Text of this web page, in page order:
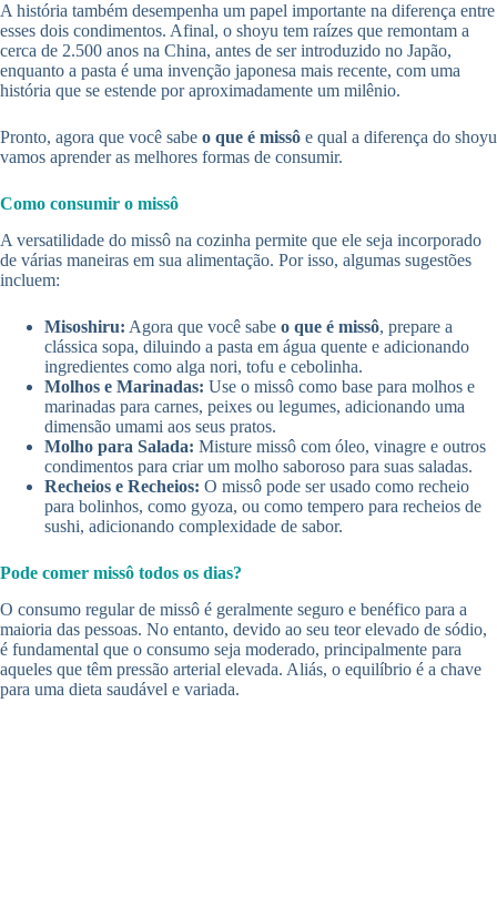
A história também desempenha um papel importante na diferença entre
esses dois condimentos. Afinal, o shoyu tem raízes que remontam a
cerca de 2.500 anos na China, antes de ser introduzido no Japão,
enquanto a pasta é uma invenção japonesa mais recente, com uma
história que se estende por aproximadamente um milênio.
Pronto, agora que você sabe o que é missô e qual a diferença do shoyu
vamos aprender as melhores formas de consumir.
Como consumir o missô
A versatilidade do missô na cozinha permite que ele seja incorporado
de várias maneiras em sua alimentação. Por isso, algumas sugestões
incluem:
Misoshiru: Agora que você sabe o que é missô, prepare a
clássica sopa, diluindo a pasta em água quente e adicionando
ingredientes como alga nori, tofu e cebolinha.
Molhos e Marinadas: Use o missô como base para molhos e
marinadas para carnes, peixes ou legumes, adicionando uma
dimensão umami aos seus pratos.
Molho para Salada: Misture missô com óleo, vinagre e outros
condimentos para criar um molho saboroso para suas saladas.
Recheios e Recheios: O missô pode ser usado como recheio
para bolinhos, como gyoza, ou como tempero para recheios de
sushi, adicionando complexidade de sabor.
Pode comer missô todos os dias?
O consumo regular de missô é geralmente seguro e benéfico para a
maioria das pessoas. No entanto, devido ao seu teor elevado de sódio,
é fundamental que o consumo seja moderado, principalmente para
aqueles que têm pressão arterial elevada. Aliás, o equilíbrio é a chave
para uma dieta saudável e variada.